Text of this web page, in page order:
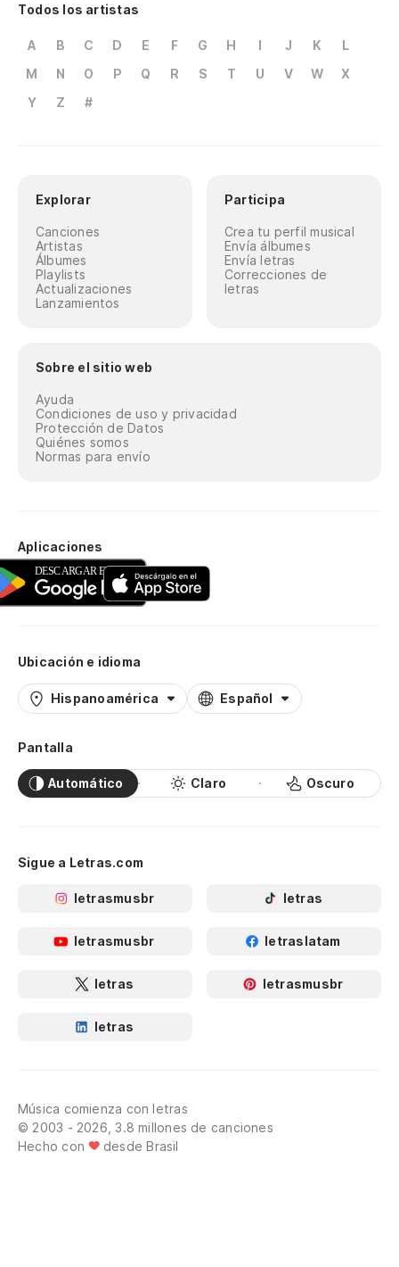
Todos los artistas
A B C D E F G H I J K
L
M
N O P Q R S T U V W
X
Y
Z #
Explorar
Canciones
Artistas
Álbumes
Playlists
Actualizaciones
Lanzamientos
Participa
Crea tu perfil musical
Envía álbumes
Envía letras
Correcciones de
letras
Sobre el sitio web
Ayuda
Condiciones de uso y privacidad
Protección de Datos
Quiénes somos
Normas para envío
Aplicaciones
Ubicación e idioma
Hispanoamérica Español
Pantalla
Automático Claro Oscuro
Sigue a Letras.com
letrasmusbr letras
letrasmusbr letraslatam
letras letrasmusbr
letras
Música comienza con letras
© 2003 - 2026, 3.8 millones de canciones
Hecho con
desde Brasil